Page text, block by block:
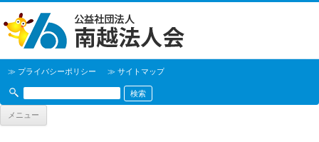
≫ プライバシーポリシー ≫ サイトマップ
メニュー